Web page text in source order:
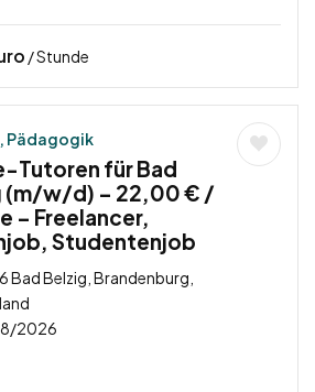
/ Stunde
Pädagogik
Tutoren für Bad
(m/w/d) – 22,00 € /
– Freelancer,
Studentenjob
Bad Belzig, Brandenburg,
2026